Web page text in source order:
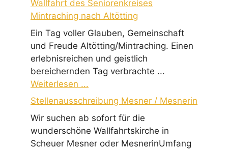
Wallfahrt des Seniorenkreises
Mintraching nach Altötting
Ein Tag voller Glauben, Gemeinschaft
und Freude Altötting/Mintraching. Einen
erlebnisreichen und geistlich
bereichernden Tag verbrachte ...
Weiterlesen ...
Stellenausschreibung Mesner / Mesnerin
Wir suchen ab sofort für die
wunderschöne Wallfahrtskirche in
Scheuer Mesner oder MesnerinUmfang